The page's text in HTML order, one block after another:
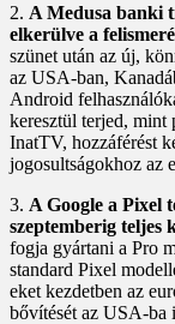
2. A Medusa banki
elkerülve a
szünet után az új,
az USA-ban,
Android
keresztül terjed, mint
InatTV, hozzáférést
jogosultságokhoz az
3. A Google a Pixel
szeptemberig teljes
fogja gyártani a Pro
standard Pixel
eket kezdetben az
bővítését az USA-ba